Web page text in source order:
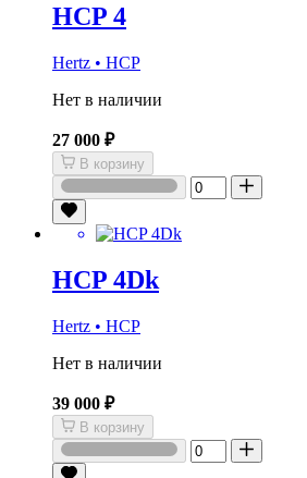
HCP 4
Hertz • HCP
Нет в наличии
27 000 ₽
В корзину
HCP 4Dk
Hertz • HCP
Нет в наличии
39 000 ₽
В корзину